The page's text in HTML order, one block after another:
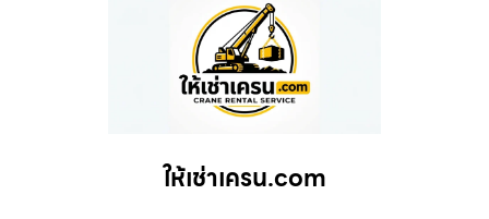
ให้เช่าเครน.com